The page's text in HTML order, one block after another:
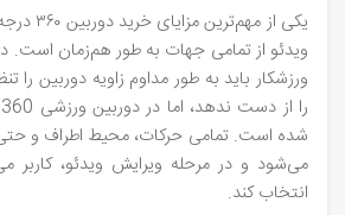
یکی از
ویدئو از تمامی جهات به طور هم‌زمان است.
ورزشکار باید به طور مداوم زاویه دوربین را
شده است. تمامی حرکات، محیط اطراف و
می‌شود و در مرحله ویرایش ویدئو، کاربر
انتخاب کند.